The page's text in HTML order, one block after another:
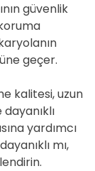
güvenlik
geçer.
kalitesi, uzun
yardımcı
mı,